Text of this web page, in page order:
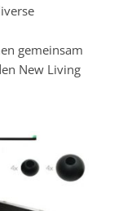
gemeinsam
New Living